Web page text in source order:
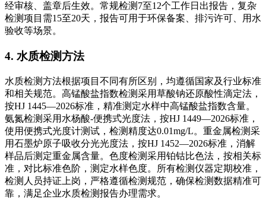
经审核、盖章后生效。常规检测7至12个工作日出报告，复杂
检测项目需15至20天，报告可用于环保备案、排污许可、用水
验收等场景。
4. 水质检测方法
水质检测方法根据项目不同有所区别，均遵循国家及行业标准
和相关规范。高锰酸盐指数检测采用草酸钠还原酸性滴定法，
按HJ 1445—2026标准，精准测定水样中高锰酸盐指数含量。
氨氮检测采用水杨酸-便携式光度法，按HJ 1449—2026标准，
使用便携式光度计测试，检测精度达0.01mg/L。重金属检测采
用石墨炉原子吸收分光光度法，按HJ 1452—2026标准，消解
样品后测定重金属含量。色度检测采用铂钴比色法，按相关标
准，对比标准色阶，测定水样色度。所有检测仪器定期校准，
检测人员持证上岗，严格遵循检测规范，确保检测数据精准可
靠，满足企业水质检测报告办理需求。